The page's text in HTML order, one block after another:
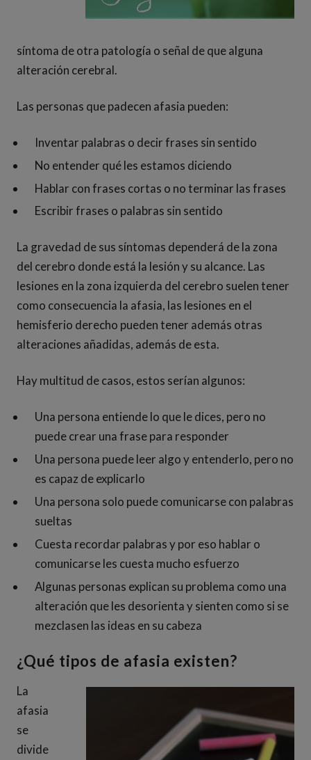
síntoma de otra patología o señal de que alguna
alteración cerebral.
Las personas que padecen afasia pueden:
Inventar palabras o decir frases sin sentido
No entender qué les estamos diciendo
Hablar con frases cortas o no terminar las frases
Escribir frases o palabras sin sentido
La gravedad de sus síntomas dependerá de la zona
del cerebro donde está la lesión y su alcance. Las
lesiones en la zona izquierda del cerebro suelen tener
como consecuencia la afasia, las lesiones en el
hemisferio derecho pueden tener además otras
alteraciones añadidas, además de esta.
Hay multitud de casos, estos serían algunos:
Una persona entiende lo que le dices, pero no
puede crear una frase para responder
Una persona puede leer algo y entenderlo, pero no
es capaz de explicarlo
Una persona solo puede comunicarse con palabras
sueltas
Cuesta recordar palabras y por eso hablar o
comunicarse les cuesta mucho esfuerzo
Algunas personas explican su problema como una
alteración que les desorienta y sienten como si se
mezclasen las ideas en su cabeza
¿Qué tipos de afasia existen?
La
afasia
se
divide